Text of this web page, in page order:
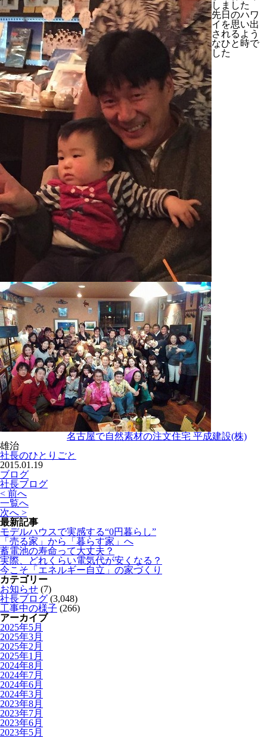
しました
先日のハワ
イを思い出
されるよう
なひと時で
した
名古屋で自然素材の注文住宅 平成建設(株)
雄治
社長のひとりごと
2015.01.19
ブログ
社長ブログ
< 前へ
一覧へ
次へ >
最新記事
モデルハウスで実感する“0円暮らし”
「売る家」から「暮らす家」へ
蓄電池の寿命って大丈夫？
実際、どれくらい電気代が安くなる？
今こそ「エネルギー自立」の家づくり
カテゴリー
お知らせ (7)
社長ブログ (3,048)
工事中の様子 (266)
アーカイブ
2025年5月
2025年3月
2025年2月
2025年1月
2024年8月
2024年7月
2024年6月
2024年3月
2023年8月
2023年7月
2023年6月
2023年5月